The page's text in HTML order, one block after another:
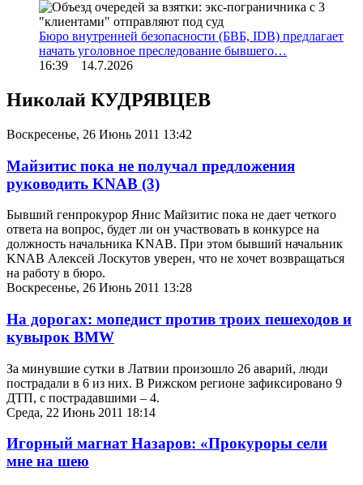
Бюро внутренней безопасности (БВБ, IDB) предлагает
начать уголовное преследование бывшего…
16:39 14.7.2026
Николай КУДРЯВЦЕВ
Воскресенье, 26 Июнь 2011 13:42
Майзитис пока не получал предложения
руководить KNAB (3)
Бывший генпрокурор Янис Майзитис пока не дает четкого
ответа на вопрос, будет ли он участвовать в конкурсе на
должность начальника KNAB. При этом бывший начальник
KNAB Алексей Лоскутов уверен, что не хочет возвращаться
на работу в бюро.
Воскресенье, 26 Июнь 2011 13:28
На дорогах: мопедист против троих пешеходов и
кувырок BMW
За минувшие сутки в Латвии произошло 26 аварий, люди
пострадали в 6 из них. В Рижском регионе зафиксировано 9
ДТП, с пострадавшими – 4.
Среда, 22 Июнь 2011 18:14
Игорный магнат Назаров: «Прокуроры сели
мне на шею